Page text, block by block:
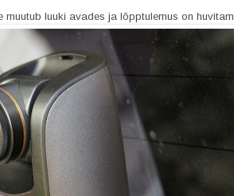
luuki avades ja lõpptulemus on huvitam.